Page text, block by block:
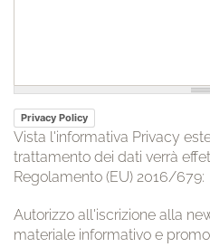
Privacy Policy
Vista l'informativa Privacy
trattamento dei dati verrà
Regolamento (EU) 2016/679:
Autorizzo all'iscrizione alla
materiale informativo e